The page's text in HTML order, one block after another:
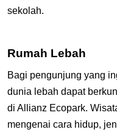
sekolah.
Rumah Lebah
Bagi pengunjung yang
dunia lebah dapat
di Allianz Ecopark.
mengenai cara hidup,